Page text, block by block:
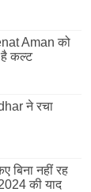
Aman को
है कल्ट
ने रचा
नहीं रह
की याद